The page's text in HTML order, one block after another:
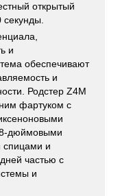
открытый
и
обеспечивают
и
Родстер Z4M
фартуком с
дюймовыми
спицами и
частью с
и